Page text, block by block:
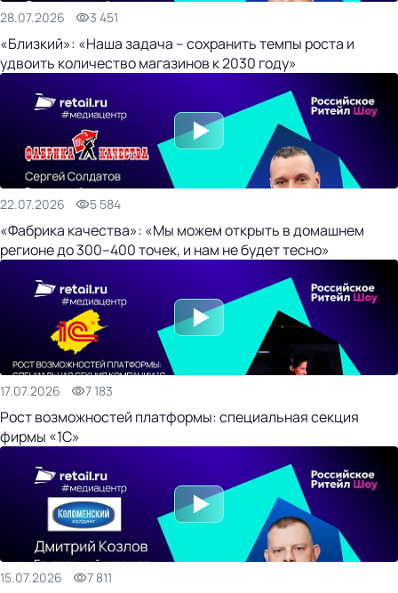
28.07.2026 3 451
«Близкий»: «Наша задача – сохранить темпы роста и
удвоить количество магазинов к 2030 году»
22.07.2026 5 584
«Фабрика качества»: «Мы можем открыть в домашнем
регионе до 300–400 точек, и нам не будет тесно»
17.07.2026 7 183
Рост возможностей платформы: специальная секция
фирмы «1С»
15.07.2026 7 811